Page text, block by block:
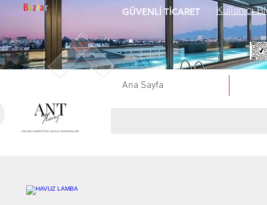
Bazzar GÜVENLİ TİCARET Kullanıcı
Ana Sayfa